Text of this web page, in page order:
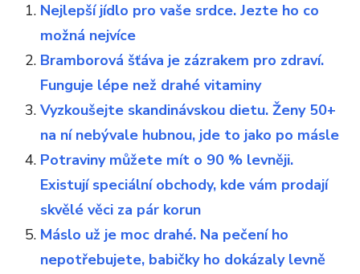
Nejlepší jídlo pro vaše srdce. Jezte ho co
možná nejvíce
Bramborová šťáva je zázrakem pro zdraví.
Funguje lépe než drahé vitaminy
Vyzkoušejte skandinávskou dietu. Ženy 50+
na ní nebývale hubnou, jde to jako po másle
Potraviny můžete mít o 90 % levněji.
Existují speciální obchody, kde vám prodají
skvělé věci za pár korun
Máslo už je moc drahé. Na pečení ho
nepotřebujete, babičky ho dokázaly levně